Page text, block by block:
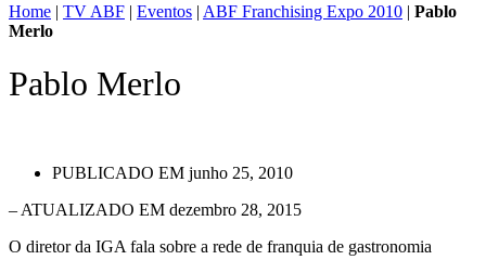
Home | TV ABF | Eventos | ABF Franchising Expo 2010 | Pablo
Merlo
Pablo Merlo
PUBLICADO EM junho 25, 2010
– ATUALIZADO EM dezembro 28, 2015
O diretor da IGA fala sobre a rede de franquia de gastronomia